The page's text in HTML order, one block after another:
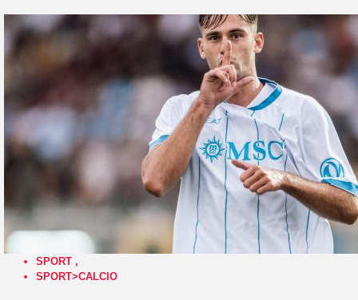
SPORT ,
SPORT>CALCIO